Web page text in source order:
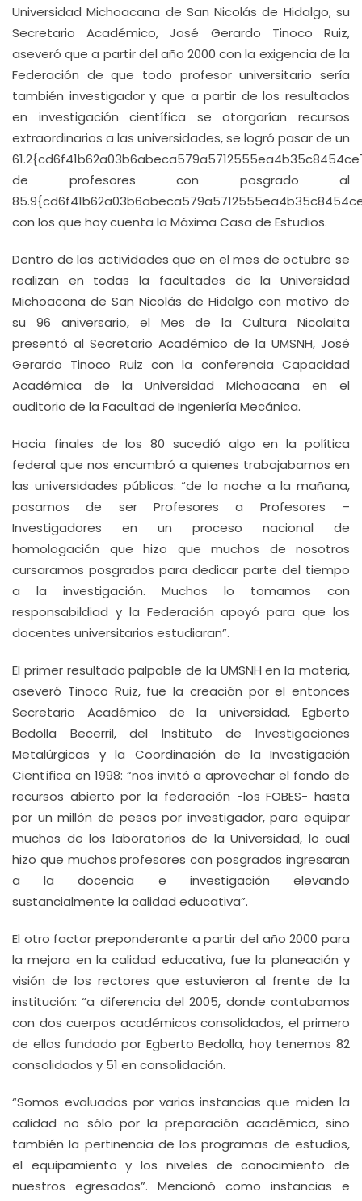
Universidad Michoacana de San Nicolás de Hidalgo, su
Secretario Académico, José Gerardo Tinoco Ruiz,
aseveró que a partir del año 2000 con la exigencia de la
Federación de que todo profesor universitario sería
también investigador y que a partir de los resultados
en investigación científica se otorgarían recursos
extraordinarios a las universidades, se logró pasar de un
de profesores con posgrado al
con los que hoy cuenta la Máxima Casa de Estudios.
Dentro de las actividades que en el mes de octubre se
realizan en todas la facultades de la Universidad
Michoacana de San Nicolás de Hidalgo con motivo de
su 96 aniversario, el Mes de la Cultura Nicolaita
presentó al Secretario Académico de la UMSNH, José
Gerardo Tinoco Ruiz con la conferencia Capacidad
Académica de la Universidad Michoacana en el
auditorio de la Facultad de Ingeniería Mecánica.
Hacia finales de los 80 sucedió algo en la política
federal que nos encumbró a quienes trabajabamos en
las universidades públicas: “de la noche a la mañana,
pasamos de ser Profesores a Profesores –
Investigadores en un proceso nacional de
homologación que hizo que muchos de nosotros
cursaramos posgrados para dedicar parte del tiempo
a la investigación. Muchos lo tomamos con
responsabildiad y la Federación apoyó para que los
docentes universitarios estudiaran”.
El primer resultado palpable de la UMSNH en la materia,
aseveró Tinoco Ruiz, fue la creación por el entonces
Secretario Académico de la universidad, Egberto
Bedolla Becerril, del Instituto de Investigaciones
Metalúrgicas y la Coordinación de la Investigación
Científica en 1998: “nos invitó a aprovechar el fondo de
recursos abierto por la federación -los FOBES- hasta
por un millón de pesos por investigador, para equipar
muchos de los laboratorios de la Universidad, lo cual
hizo que muchos profesores con posgrados ingresaran
a la docencia e investigación elevando
sustancialmente la calidad educativa”.
El otro factor preponderante a partir del año 2000 para
la mejora en la calidad educativa, fue la planeación y
visión de los rectores que estuvieron al frente de la
institución: “a diferencia del 2005, donde contabamos
con dos cuerpos académicos consolidados, el primero
de ellos fundado por Egberto Bedolla, hoy tenemos 82
consolidados y 51 en consolidación.
“Somos evaluados por varias instancias que miden la
calidad no sólo por la preparación académica, sino
también la pertinencia de los programas de estudios,
el equipamiento y los niveles de conocimiento de
nuestros egresados”. Mencionó como instancias e